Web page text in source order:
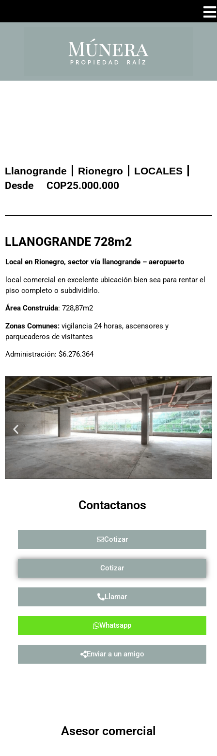
Llanogrande Rionegro LOCALES
Desde COP25.000.000
LLANOGRANDE 728m2
Local en Rionegro, sector vía llanogrande – aeropuerto
local comercial en excelente ubicación bien sea para rentar el
piso completo o subdividirlo.
Área Construida: 728,87m2
Zonas Comunes: vigilancia 24 horas, ascensores y
parqueaderos de visitantes
Administración: $6.276.364
Asesor comercial
Contactanos
Cotizar
Cotizar
Llamar
Whatsapp
Enviar a un amigo